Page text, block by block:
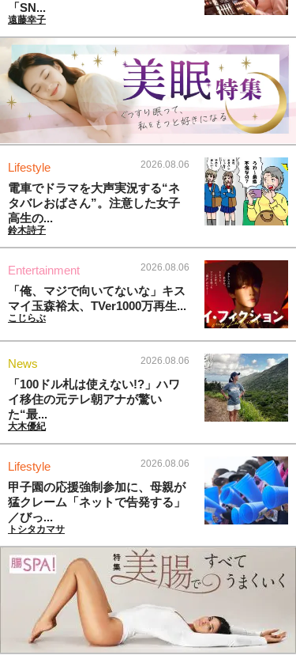
「SN...
遠藤幸子
Lifestyle 2026.08.06
電車でドラマを大声実況する“ネ
タバレおばさん”。注意した女子
高生の...
鈴木詩子
Entertainment 2026.08.06
「俺、マジで向いてないな」キス
マイ玉森裕太、TVer1000万再生...
こじらぶ
News 2026.08.06
「100ドル札は使えない!?」ハワ
イ移住の元テレ朝アナが驚い
た“最...
大木優紀
Lifestyle 2026.08.06
甲子園の応援強制参加に、母親が
猛クレーム「ネットで告発する」
／びっ...
トシタカマサ